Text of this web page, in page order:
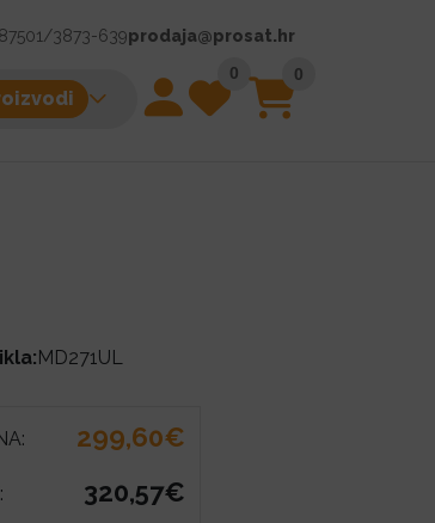
01/3873-639prodaja@prosat.hr
0 0
MD271UL
299,60€
320,57€